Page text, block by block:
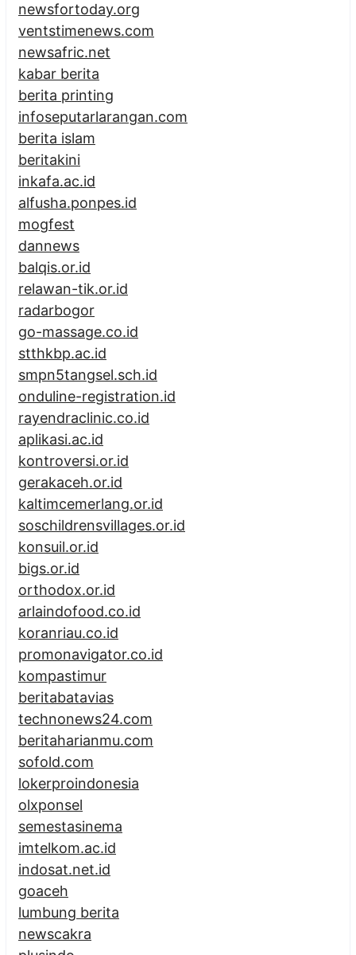
newsfortoday.org
ventstimenews.com
newsafric.net
kabar berita
berita printing
infoseputarlarangan.com
berita islam
beritakini
inkafa.ac.id
alfusha.ponpes.id
mogfest
dannews
balqis.or.id
relawan-tik.or.id
radarbogor
go-massage.co.id
stthkbp.ac.id
smpn5tangsel.sch.id
onduline-registration.id
rayendraclinic.co.id
aplikasi.ac.id
kontroversi.or.id
gerakaceh.or.id
kaltimcemerlang.or.id
soschildrensvillages.or.id
konsuil.or.id
bigs.or.id
orthodox.or.id
arlaindofood.co.id
koranriau.co.id
promonavigator.co.id
kompastimur
beritabatavias
technonews24.com
beritaharianmu.com
sofold.com
lokerproindonesia
olxponsel
semestasinema
imtelkom.ac.id
indosat.net.id
goaceh
lumbung berita
newscakra